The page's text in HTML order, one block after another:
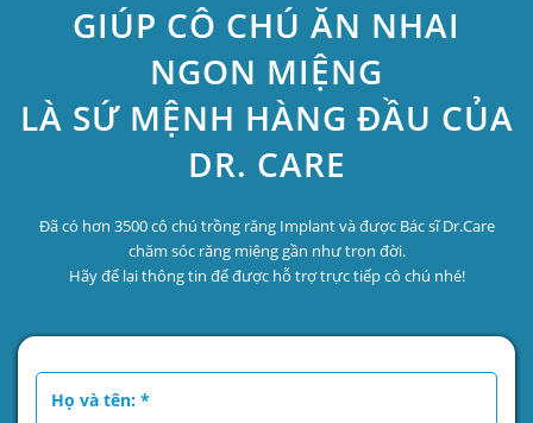
GIÚP CÔ CHÚ ĂN NHAI
NGON MIỆNG
LÀ SỨ MỆNH HÀNG ĐẦU CỦA
DR. CARE
Đã có hơn 3500 cô chú trồng răng Implant và được Bác sĩ Dr.Care
chăm sóc răng miệng gần như trọn đời.
Hãy để lại thông tin để được hỗ trợ trực tiếp cô chú nhé!